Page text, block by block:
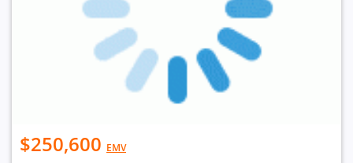
$250,600 EMV